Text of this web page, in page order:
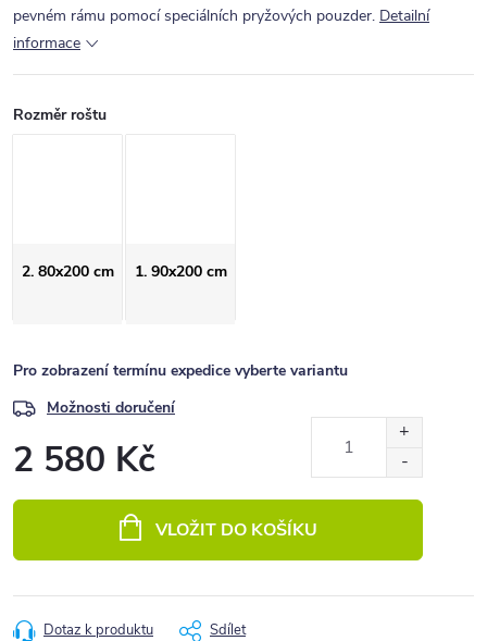
pevném rámu pomocí speciálních pryžových pouzder. Detailní
informace
Rozměr roštu
2. 80x200 cm 1. 90x200 cm
Pro zobrazení termínu expedice vyberte variantu
Možnosti doručení
2 580 Kč
VLOŽIT DO KOŠÍKU
Dotaz k produktu Sdílet